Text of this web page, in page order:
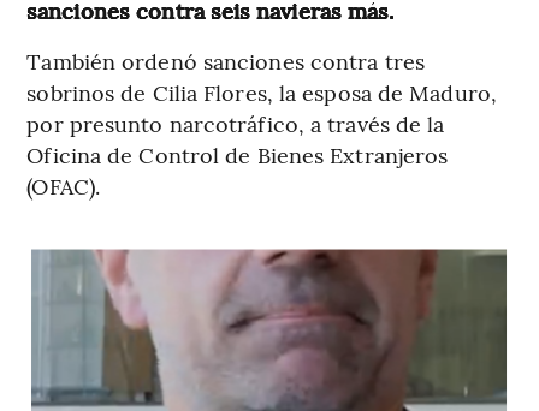
sanciones contra seis navieras más.
También ordenó sanciones contra tres
sobrinos de Cilia Flores, la esposa de Maduro,
por presunto narcotráfico, a través de la
Oficina de Control de Bienes Extranjeros
(OFAC).